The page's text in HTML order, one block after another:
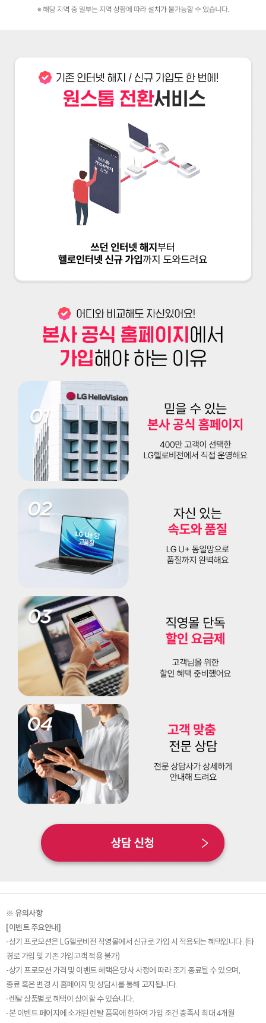
※ 유의사항
[이벤트 주요안내]
-상기 프로모션은 LG헬로비전 직영몰에서 신규로 가입 시 적용되는 혜택입니다. (타
경로 가입 및 기존 가입고객 적용 불가)
-상기 프로모션 가격 및 이벤트 혜택은 당사 사정에 따라 조기 종료될 수 있으며,
종료 혹은 변경 시 홈페이지 및 상담사를 통해 고지됩니다.
-렌탈 상품별로 혜택이 상이할 수 있습니다.
-본 이벤트 페이지에 소개된 렌탈 품목에 한하여 가입 조건 충족시 최대 4개월